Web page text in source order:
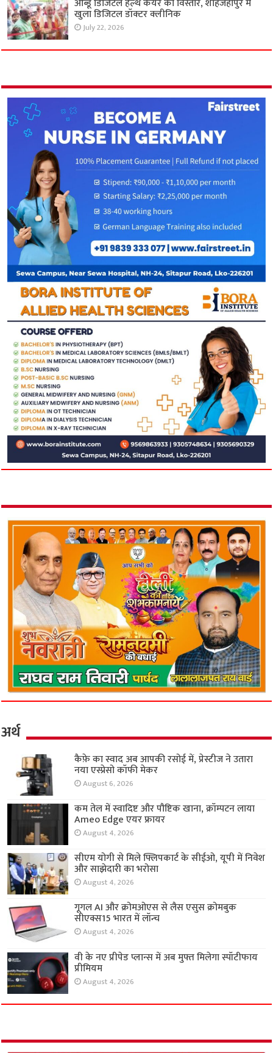
खुला डिजिटल डॉक्टर क्लीनिक
July 22, 2026
अर्थ
कैफ़े का स्वाद अब आपकी रसोई में, प्रेस्टीज ने उतारा
नया एस्प्रेसो कॉफी मेकर
August 6, 2026
कम तेल में स्वादिष्ट और पौष्टिक खाना, क्रॉम्पटन लाया
Ameo Edge एयर फ्रायर
August 4, 2026
सीएम योगी से मिले फ्लिपकार्ट के सीईओ, यूपी में निवेश
और साझेदारी का भरोसा
August 4, 2026
गूगल AI और क्रोमओएस से लैस एसुस क्रोमबुक
सीएक्स15 भारत में लॉन्च
August 4, 2026
वी के नए प्रीपेड प्लान्स में अब मुफ्त मिलेगा स्पॉटीफाय
प्रीमियम
August 4, 2026